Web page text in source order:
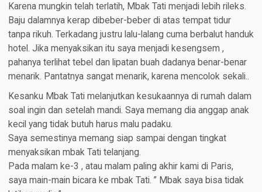
Karena mungkin telah terlatih, Mbak Tati menjadi lebih rileks.
Baju dalamnya kerap dibeber-beber di atas tempat tidur
tanpa rikuh. Terkadang justru lalu-lalang cuma berbalut handuk
hotel. Jika menyaksikan itu saya menjadi kesengsem ,
pahanya terlihat tebel dan lipatan buah dadanya benar-benar
menarik. Pantatnya sangat menarik, karena mencolok sekali..
Kesanku Mbak Tati melanjutkan kesukaannya di rumah dalam
soal ingin dan setelah mandi. Saya memang dia anggap anak
kecil yang tidak butuh harus malu padaku.
Saya semestinya memang siap sampai dengan tingkat
menyaksikan mbak Tati telanjang.
Pada malam ke-3 , atau malam paling akhir kami di Paris,
saya main-main bicara ke mbak Tati. ” Mbak saya bisa tidak